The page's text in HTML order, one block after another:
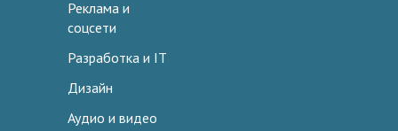
Реклама и
соцсети
Разработка и IT
Дизайн
Аудио и видео